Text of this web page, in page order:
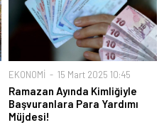
EKONOMİ 15 Mart 2025 10:45
Ramazan Ayında Kimliğiyle
Başvuranlara Para Yardımı
Müjdesi!